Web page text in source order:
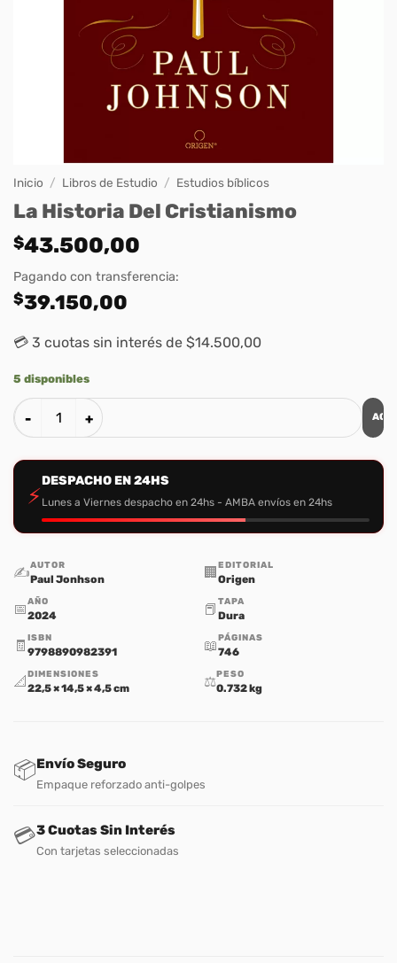
Inicio / Libros de Estudio / Estudios bíblicos
La Historia Del Cristianismo
$43.500,00
Pagando con transferencia:
$39.150,00
💳 3 cuotas sin interés de $14.500,00
5 disponibles
La Historia Del Cristianismo cantidad
⚡
DESPACHO EN 24HS
Lunes a Viernes despacho en 24hs - AMBA envíos en 24hs
✍️AUTOR
Paul Jonhson 🏢 EDITORIAL
Origen
📅AÑO
2024 📕 TAPA
Dura
🧾 ISBN
9798890982391 📖PÁGINAS
746
📐 DIMENSIONES
22,5 × 14,5 × 4,5 cm ⚖️PESO
0.732 kg
📦Envío Seguro
Empaque reforzado anti-golpes
💳3 Cuotas Sin Interés
Con tarjetas seleccionadas